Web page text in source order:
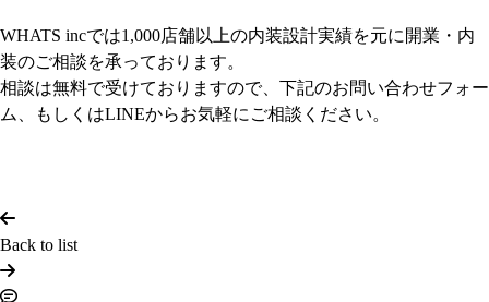
WHATS incでは1,000店舗以上の内装設計実績を元に開業・内
装のご相談を承っております。
相談は無料で受けておりますので、下記のお問い合わせフォー
ム、もしくはLINEからお気軽にご相談ください。
Back to list